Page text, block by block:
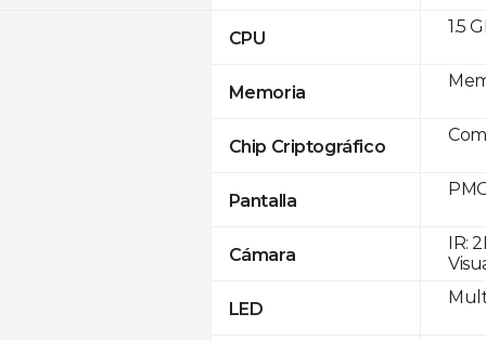
CPU
Memoria
Chip Criptográfico
Pantalla
Cámara
LED
1.5
IR: